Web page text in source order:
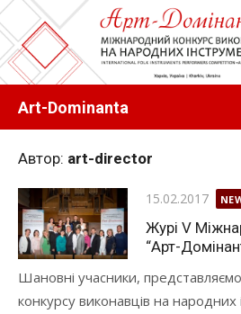
Перейти
до
вмісту
Art-Dominanta
Автор: art-director
Оприлюднено
15.02.2017
Журі V
“Арт-
Шановні учасники,
конкурсу виконавців на народних